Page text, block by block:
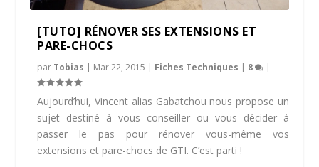
[TUTO] RÉNOVER SES EXTENSIONS ET
PARE-CHOCS
par Tobias | Mar 22, 2015 | Fiches Techniques | 8 |
Aujourd’hui, Vincent alias Gabatchou nous propose un
sujet destiné à vous conseiller ou vous décider à
passer le pas pour rénover vous-même vos
extensions et pare-chocs de GTI. C’est parti !